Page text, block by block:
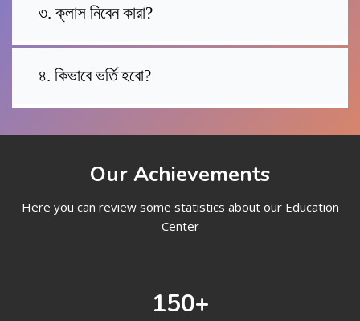
৩. ক্লাস নিবেন কারা?
৪. কিভাবে ভর্তি হবো?
Our Achievements
Here you can review some statistics about our Education
Center
150+